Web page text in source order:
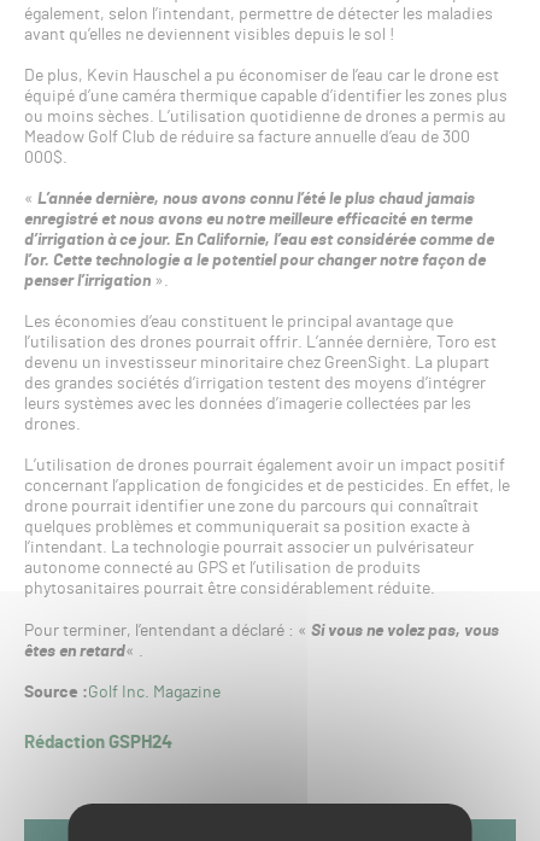
également, selon l’intendant, permettre de détecter les maladies
avant qu’elles ne deviennent visibles depuis le sol !
De plus, Kevin Hauschel a pu économiser de l’eau car le drone est
équipé d’une caméra thermique capable d’identifier les zones plus
ou moins sèches. L’utilisation quotidienne de drones a permis au
Meadow Golf Club de réduire sa facture annuelle d’eau de 300
000$.
« L’année dernière, nous avons connu l’été le plus chaud jamais
enregistré et nous avons eu notre meilleure efficacité en terme
d’irrigation à ce jour. En Californie, l’eau est considérée comme de
l’or. Cette technologie a le potentiel pour changer notre façon de
penser l’irrigation».
Les économies d’eau constituent le principal avantage que
l’utilisation des drones pourrait offrir. L’année dernière, Toro est
devenu un investisseur minoritaire chez GreenSight. La plupart
des grandes sociétés d’irrigation testent des moyens d’intégrer
leurs systèmes avec les données d’imagerie collectées par les
drones.
L’utilisation de drones pourrait également avoir un impact positif
concernant l’application de fongicides et de pesticides. En effet, le
drone pourrait identifier une zone du parcours qui connaîtrait
quelques problèmes et communiquerait sa position exacte à
l’intendant. La technologie pourrait associer un pulvérisateur
autonome connecté au GPS et l’utilisation de produits
phytosanitaires pourrait être considérablement réduite.
Pour terminer, l’entendant a déclaré : « Si vous ne volez pas, vous
êtes en retard« .
Source :Golf Inc. Magazine
Rédaction GSPH24